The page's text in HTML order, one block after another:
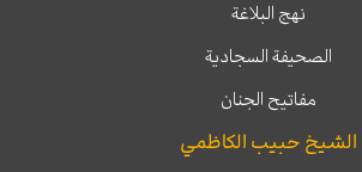
نهج البلاغة
الصحيفة السجادية
مفاتيح الجنان
الشيخ حبيب الكاظمي